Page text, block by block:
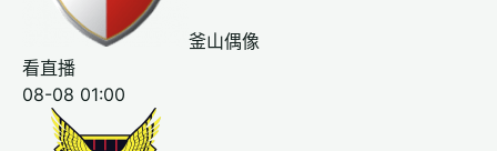
釜山偶像
看直播
08-08 01:00